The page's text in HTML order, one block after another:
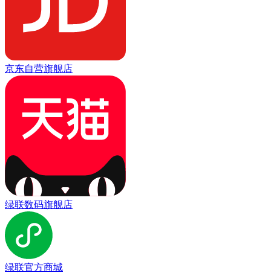
京东自营旗舰店
绿联数码旗舰店
绿联官方商城